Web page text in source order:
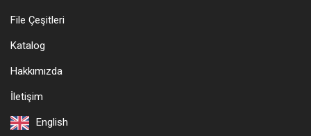
File Çeşitleri
Katalog
Hakkımızda
İletişim
English